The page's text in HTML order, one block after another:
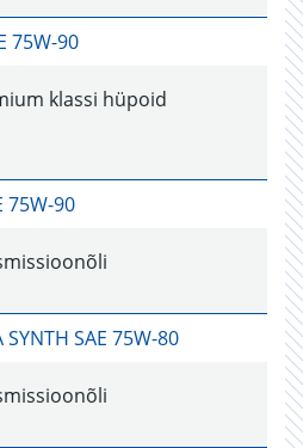
75W-90
klassi hüpoid
75W-90
SYNTH SAE 75W-80